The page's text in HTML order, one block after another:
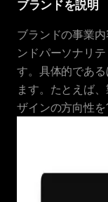
ブランドを説明
ブランドの事業
ンドパーソナリ
す。具体的であ
ます。たとえば
ザインの方向性を